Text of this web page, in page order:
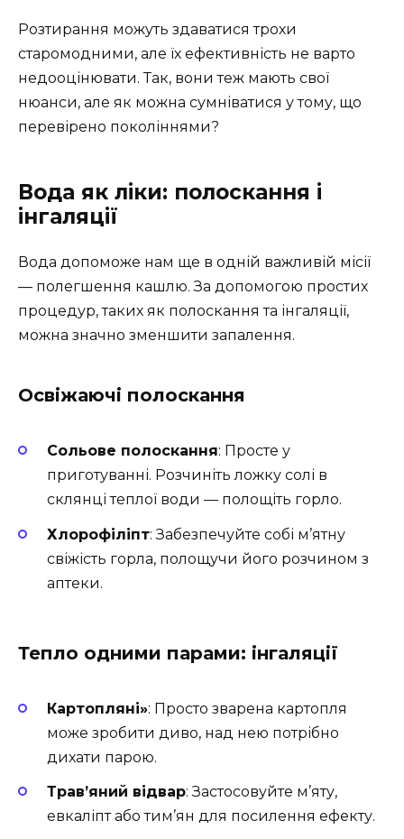
Розтирання можуть здаватися трохи
старомодними, але їх ефективність не варто
недооцінювати. Так, вони теж мають свої
нюанси, але як можна сумніватися у тому, що
перевірено поколіннями?
Вода як ліки: полоскання і
інгаляції
Вода допоможе нам ще в одній важливій місії
— полегшення кашлю. За допомогою простих
процедур, таких як полоскання та інгаляції,
можна значно зменшити запалення.
Освіжаючі полоскання
Сольове полоскання: Просте у
приготуванні. Розчиніть ложку солі в
склянці теплої води — полощіть горло.
Хлорофіліпт: Забезпечуйте собі м’ятну
свіжість горла, полощучи його розчином з
аптеки.
Тепло одними парами: інгаляції
Картопляні»: Просто зварена картопля
може зробити диво, над нею потрібно
дихати парою.
Трав’яний відвар: Застосовуйте м’яту,
евкаліпт або тим’ян для посилення ефекту.